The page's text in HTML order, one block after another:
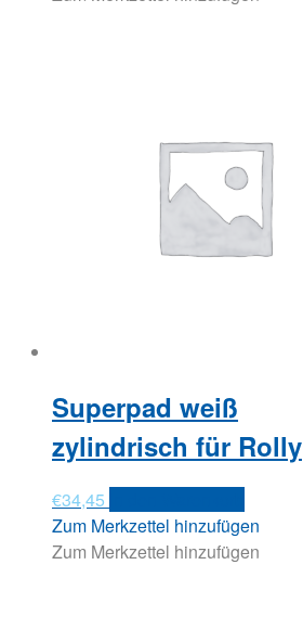
Superpad weiß
zylindrisch für Rolly
€34,45
Zum Merkzettel hinzufügen
Zum Merkzettel hinzufügen